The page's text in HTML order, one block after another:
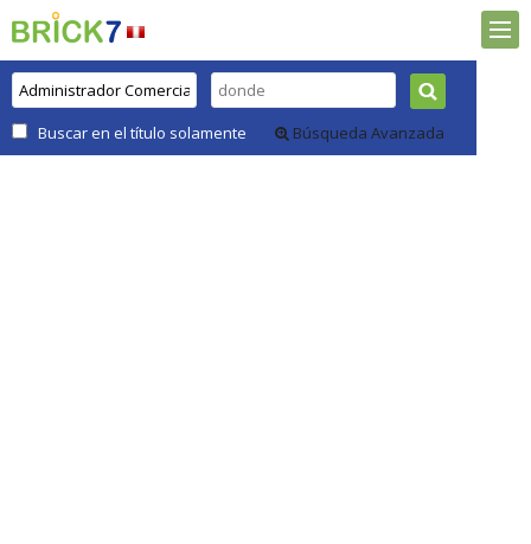
Buscar en el título solamente Búsqueda Avanzada